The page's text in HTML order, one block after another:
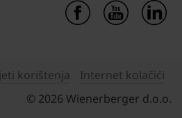
korištenja
Internet kolačići
© 2026 Wienerberger d.o.o.